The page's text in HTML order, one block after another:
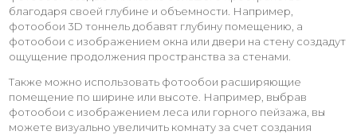
благодаря своей глубине и объемности. Например,
фотообои 3D тоннель добавят глубину помещению, а
фотообои с изображением окна или двери на стену создадут
ощущение продолжения пространства за стенами.
Также можно использовать фотообои расширяющие
помещение по ширине или высоте. Например, выбрав
фотообои с изображением леса или горного пейзажа, вы
можете визуально увеличить комнату за счет создания